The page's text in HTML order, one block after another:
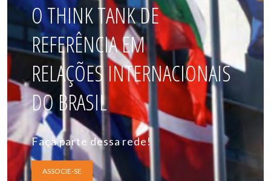
O THINK TANK DE
REFERÊNCIA EM
RELAÇÕES INTERNACIONAIS
DO BRASIL
Faça parte dessa rede!
ASSOCIE-SE